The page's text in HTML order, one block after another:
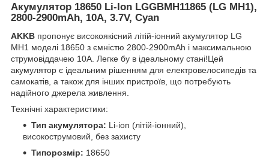
Акумулятор 18650 Li-Ion LGGBMH11865 (LG MH1),
2800-2900mAh, 10A, 3.7V, Cyan
AKKB пропонує високоякісний літій-іонний акумулятор LG
MH1 моделі 18650 з ємністю 2800-2900mAh і максимальною
струмовіддачею 10A. Легке бу в ідеальному стані!Цей
акумулятор є ідеальним рішенням для електровелосипедів та
самокатів, а також для інших пристроїв, що потребують
надійного джерела живлення.
Технічні характеристики:
Тип акумулятора: Li-ion (літій-іонний),
високострумовий, без захисту
Типорозмір: 18650